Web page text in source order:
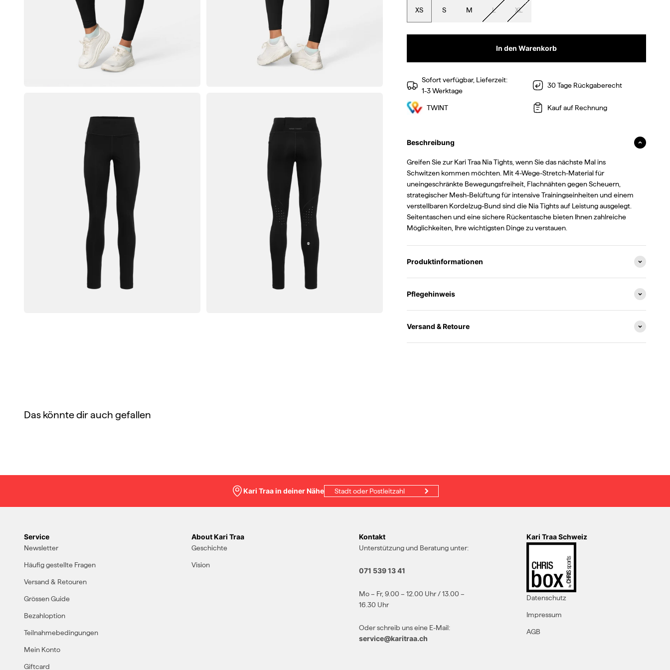
XS S M L XL
In den Warenkorb
Sofort verfügbar, Lieferzeit:
1-3 Werktage
30 Tage Rückgaberecht
TWINT Kauf auf Rechnung
Beschreibung
Greifen Sie zur Kari Traa Nia Tights, wenn Sie das nächste Mal ins
Schwitzen kommen möchten. Mit 4-Wege-Stretch-Material für
uneingeschränkte Bewegungsfreiheit, Flachnähten gegen Scheuern,
strategischer Mesh-Belüftung für intensive Trainingseinheiten und einem
verstellbaren Kordelzug-Bund sind die Nia Tights auf Leistung ausgelegt.
Seitentaschen und eine sichere Rückentasche bieten Ihnen zahlreiche
Möglichkeiten, Ihre wichtigsten Dinge zu verstauen.
Produktinformationen
Pflegehinweis
Versand & Retoure
Das könnte dir auch gefallen
Kari Traa in deiner Nähe
Service
Newsletter
Häufig gestellte Fragen
Versand & Retouren
Grössen Guide
Bezahloption
Teilnahmebedingungen
Mein Konto
Giftcard
About Kari Traa
Geschichte
Vision
Kontakt
Unterstützung und Beratung unter:
071 539 13 41
Mo – Fr, 9.00 – 12.00 Uhr / 13.00 –
16.30 Uhr
Oder schreib uns eine E-Mail:
service@karitraa.ch
Kari Traa Schweiz
Datenschutz
Impressum
AGB